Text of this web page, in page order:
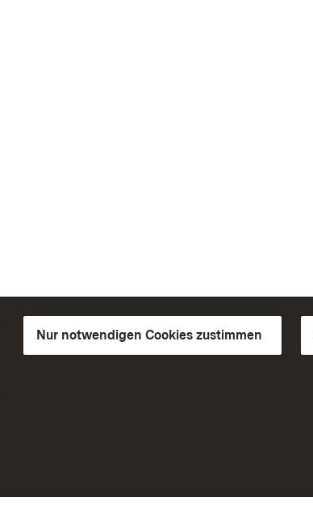
Nur notwendigen Cookies zustimmen